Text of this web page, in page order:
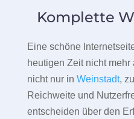
Komplette
Eine schöne
heutigen Zeit nicht
nicht nur in Weinstadt,
Reichweite und
entscheiden über den